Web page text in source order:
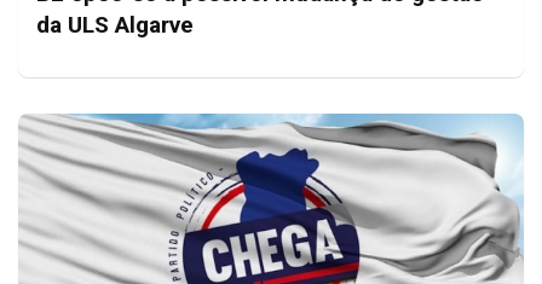
da ULS Algarve